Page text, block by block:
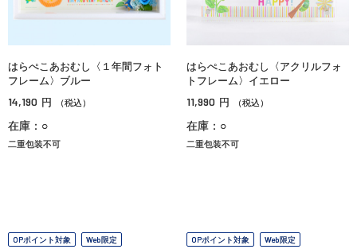
はらぺこあおむし〈１年間フォト
フレーム〉ブルー
14,190 円 （税込）
在庫：○
二重包装不可
はらぺこあおむし〈アクリルフォ
トフレーム〉イエロー
11,990 円 （税込）
在庫：○
二重包装不可
OPポイント対象 Web限定 OPポイント対象 Web限定